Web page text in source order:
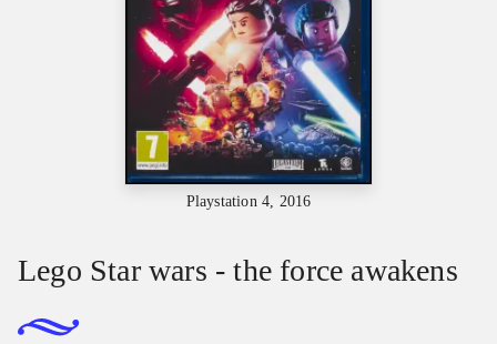
Playstation 4, 2016
Lego Star wars - the force awakens